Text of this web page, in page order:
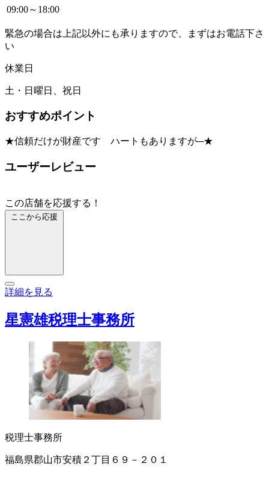
09:00～18:00
緊急の場合は上記以外にも承りますので、まずはお電話下さ
い
休業日
土・日曜日、祝日
おすすめポイント
★信頼だけが財産です ハートもありますが─★
ユーザーレビュー
この店舗を応援する！
ここから応援
詳細を見る
星憲雄税理士事務所
税理士事務所
福島県郡山市安積２丁目６９－２０１